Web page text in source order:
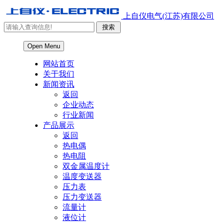
上自仪电气(江苏)有限公司
Open Menu
网站首页
关于我们
新闻资讯
返回
企业动态
行业新闻
产品展示
返回
热电偶
热电阻
双金属温度计
温度变送器
压力表
压力变送器
流量计
液位计